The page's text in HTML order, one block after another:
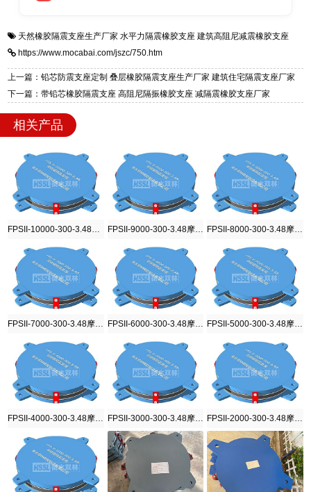
震支座，电话：13323182312，地址：衡水高新
区迎宾大街 9 号。
一站式供货厂家，拥有多年行业生产经验，国标
标准生产 LRB/LNR/HDR/FPS 全系列支座，资
质、检测报告完备，提供选型、深化、供货、安
装指导全套服务，厂址衡水高新区北方工业基地
天然橡胶隔震支座生产厂家 水平力隔震橡胶支座 建筑高阻尼减震橡胶支座
https://www.mocabai.com/jszc/750.htm
上一篇：铅芯防震支座定制 叠层橡胶隔震支座生产厂家 建筑住宅隔震支座厂家
下一篇：带铅芯橡胶隔震支座 高阻尼隔振橡胶支座 减隔震橡胶支座厂家
相关产品
FPSII-9000-300-3.48摩擦摆隔震支座
FPSII-6000-300-3.48摩擦摆隔震支座
FPSII-3000-300-3.48摩擦摆隔震支座